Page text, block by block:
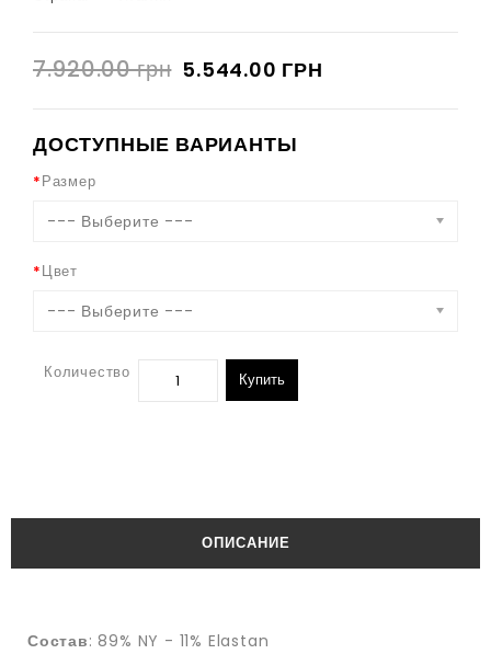
7.920.00 грн 5.544.00 ГРН
ДОСТУПНЫЕ ВАРИАНТЫ
Размер
--- Выберите ---
Цвет
--- Выберите ---
Количество Купить
ОПИСАНИЕ
Состав: 89% NY - 11% Elastan